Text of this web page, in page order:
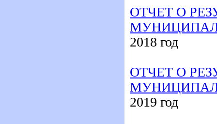
ОТЧЕТ О
2018 год
ОТЧЕТ О
2019 год